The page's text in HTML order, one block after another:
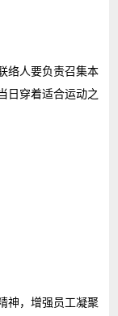
络人要负责召集本
日穿着适合运动之
神，增强员工凝聚